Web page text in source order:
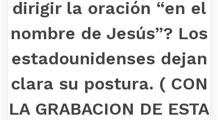
dirigir la oración “en el
nombre de Jesús”? Los
estadounidenses dejan
clara su postura. ( CON
LA GRABACION DE ESTA